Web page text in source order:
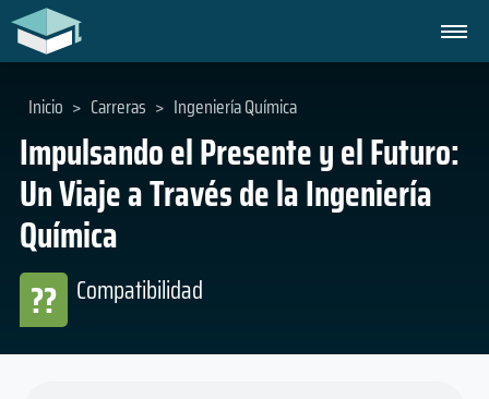
Impulsando el Presente y el Futuro:
Un Viaje a Través de la Ingeniería
Química
Compatibilidad
??
Inicio > Carreras > Ingeniería Química